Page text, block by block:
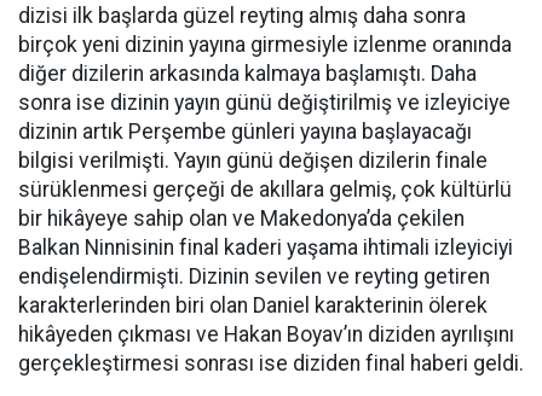
dizisi ilk başlarda güzel reyting almış daha sonra
birçok yeni dizinin yayına girmesiyle izlenme oranında
diğer dizilerin arkasında kalmaya başlamıştı. Daha
sonra ise dizinin yayın günü değiştirilmiş ve izleyiciye
dizinin artık Perşembe günleri yayına başlayacağı
bilgisi verilmişti. Yayın günü değişen dizilerin finale
sürüklenmesi gerçeği de akıllara gelmiş, çok kültürlü
bir hikâyeye sahip olan ve Makedonya’da çekilen
Balkan Ninnisinin final kaderi yaşama ihtimali izleyiciyi
endişelendirmişti. Dizinin sevilen ve reyting getiren
karakterlerinden biri olan Daniel karakterinin ölerek
hikâyeden çıkması ve Hakan Boyav’ın diziden ayrılışını
gerçekleştirmesi sonrası ise diziden final haberi geldi.